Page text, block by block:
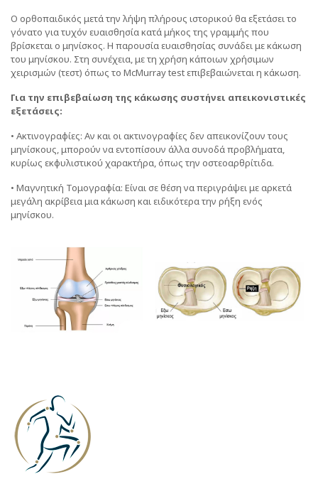
Ο ορθοπαιδικός μετά την λήψη πλήρους ιστορικού θα εξετάσει το
γόνατο για τυχόν ευαισθησία κατά μήκος της γραμμής που
βρίσκεται ο μηνίσκος. Η παρουσία ευαισθησίας συνάδει με κάκωση
του μηνίσκου. Στη συνέχεια, με τη χρήση κάποιων χρήσιμων
χειρισμών (τεστ) όπως το McMurray test επιβεβαιώνεται η κάκωση.
Για την επιβεβαίωση της κάκωσης συστήνει απεικονιστικές
εξετάσεις:
• Ακτινογραφίες: Αν και οι ακτινογραφίες δεν απεικονίζουν τους
μηνίσκους, μπορούν να εντοπίσουν άλλα συνοδά προβλήματα,
κυρίως εκφυλιστικού χαρακτήρα, όπως την οστεοαρθρίτιδα.
• Μαγνητική Τομογραφία: Είναι σε θέση να περιγράψει με αρκετά
μεγάλη ακρίβεια μια κάκωση και ειδικότερα την ρήξη ενός
μηνίσκου.